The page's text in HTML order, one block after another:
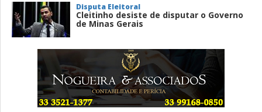
Disputa Eleitoral
Cleitinho desiste de disputar o Governo
de Minas Gerais
Entenda
Pix Pensão Alimentícia: entenda o que é
e como solicitar